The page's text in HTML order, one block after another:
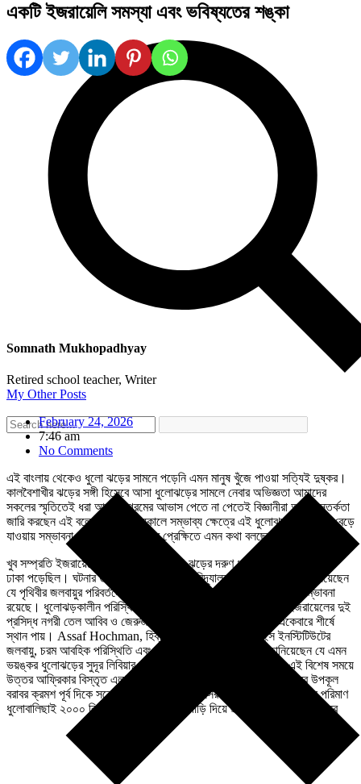
একটি ইজরায়েলি সমস্যা এবং ভবিষ্যতের শঙ্কা
Somnath Mukhopadhyay
Retired school teacher, Writer
My Other Posts
February 24, 2026
7:46 am
No Comments
এই বাংলায় থেকেও ধুলো ঝড়ের সামনে পড়েনি এমন মানুষ খুঁজে পাওয়া সত্যিই দুষ্কর।
কালবৈশাখীর ঝড়ের সঙ্গী হিসেবে আসা ধুলোঝড়ের সামলে নেবার অভিজ্ঞতা আমাদের
সকলের স্মৃতিতেই ধরা আছে। গরমের আভাস পেতে না পেতেই বিজ্ঞানীরা আগাম সতর্কতা
জারি করছেন এই বলে আসন্ন গ্রীষ্মকালে সম্ভাব্য ক্ষেত্রে এই ধুলোঝড়ের প্রকোপ বেড়ে
যাওয়ায় সম্ভাবনা রয়েছে। কোন্ ঘটনার প্রেক্ষিতে এমন কথা বলছেন বিজ্ঞানীরা?
খুব সম্প্রতি ইজরায়েলের বিস্তির্ণ এলাকা ধুলো ঝড়ের দরুণ ধুলোর গালিচার আস্তরণে
ঢাকা পড়েছিল। ঘটনার তীব্রতা দেখে হিব্রু বিশ্ববিদ্যালয়ের জনৈক বিশেষজ্ঞ জানিয়েছেন
যে পৃথিবীর জলবায়ুর পরিবর্তনের কারণে আগামীদিনে এমন ঘটনা বারংবার ঘটার সম্ভাবনা
রয়েছে। ধুলোঝড়কালীন পরিস্থিতি সেদিন এতোটাই গম্ভীর হয়েছিল যে ইজরায়েলের দুই
প্রসিদ্ধ নগরী তেল আবিব ও জেরুজালেমের নাম দুনিয়ার দূষণ সূচকের একেবারে শীর্ষে
স্থান পায়। Assaf Hochman, হিব্রু বিশ্ববিদ্যালয়ের আর্থ সাইন্স ইনস্টিটিউটের
জলবায়ু, চরম আবহিক পরিস্থিতি এবং পূর্বাভাস সংক্রান্ত বিশেষজ্ঞ, জানিয়েছেন যে এমন
ভয়ঙ্কর ধুলোঝড়ের সুদূর লিবিয়ার ভূমধ্যসাগরীয় অঞ্চল। আসলে বছরের এই বিশেষ সময়ে
উত্তর আফ্রিকার বিস্তৃত এলাকা জুড়ে নিম্ন চাপের সৃষ্টি হয় যা ভূমধ্যসাগরের উপকূল
বরাবর ক্রমশ পূর্ব দিকে সরে যায়। এই শুকনো বাতাসের দাপটে ওখান থেকে বিপুল পরিমাণ
ধুলোবালিছাই ২০০০ কিলোমিটারের‌ও বেশি পথ পাড়ি দিয়ে ছড়িয়ে পড়েছে ইজরায়েলের